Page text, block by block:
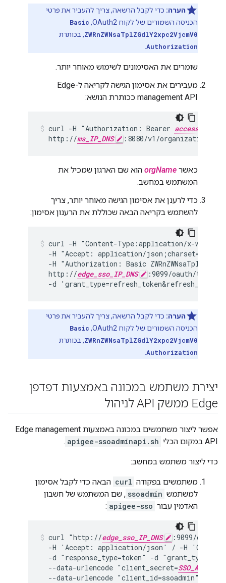
הערה: כדי לקבל הרשאה, צריך להעביר את פרטי
הכניסה השמורים של לקוח OAuth2,
Basic
ZWRnZWNsaTplZGdlY2xpc2VjcmV0, בכותרת
Authorization
שומרים את האסימונים לשימוש מאוחר יותר.
מעבירים את אסימון הגישה לקריאה ל-Edge
management API ככותרת הנושא:
curl -H "Authorization: Bearer access_token
  http://
ms_IP_DNS :8080/v1/organizations/
כאשר orgName הוא שם הארגון שמכיל את
המשתמש במחשב.
כדי לרענן את אסימון הגישה מאוחר יותר, צריך
להשתמש בקריאה הבאה שכוללת את הרענון אסימון:
curl -H "Content-Type:application/x-www-
-H "Accept: application/json;charset=utf-8"
-H "Authorization: Basic
  http://
edge_sso_IP_DNS
:9099/oauth/token \
  -d 'grant_type=refresh_token&refresh_token=
הערה: כדי לקבל הרשאה, צריך להעביר את פרטי
הכניסה השמורים של לקוח OAuth2,
Basic
ZWRnZWNsaTplZGdlY2xpc2VjcmV0, בכותרת
Authorization
יצירת משתמש במכונה באמצעות דפדפן
Edge ממשק API לניהול
אפשר ליצור משתמשים במכונה באמצעות Edge management
API במקום הכלי
apigee-ssoadminapi.sh
.
כדי ליצור משתמש במחשב:
משתמשים בפקודה curl הבאה כדי לקבל אסימון
למשתמש ssoadmin , שם המשתמש של חשבון
האדמין עבור apigee-sso
:
curl "http://edge_sso_IP_DNS
:9099/oauth/
-H 'Accept: application/json' / -H
-d "response_type=token" -d
  --data-urlencode "client_secret=
  --data-urlencode "client_id=ssoadmin"